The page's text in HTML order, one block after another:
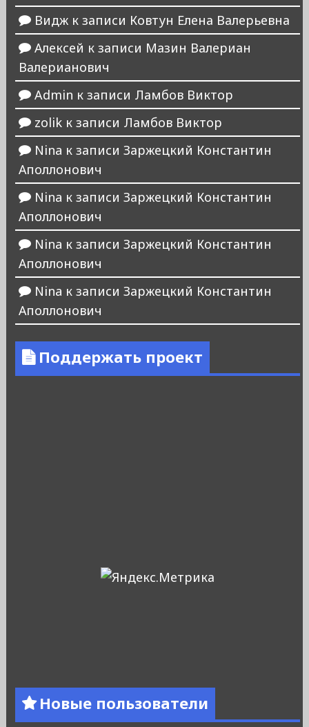
Виджк записи Ковтун Елена Валерьевна
Алексей к записи Мазин Валериан
Валерианович
Admin к записи Ламбов Виктор
zolikк записи Ламбов Виктор
Nina к записи Заржецкий Константин
Аполлонович
Nina к записи Заржецкий Константин
Аполлонович
Nina к записи Заржецкий Константин
Аполлонович
Nina к записи Заржецкий Константин
Аполлонович
Поддержать проект
Новые пользователи